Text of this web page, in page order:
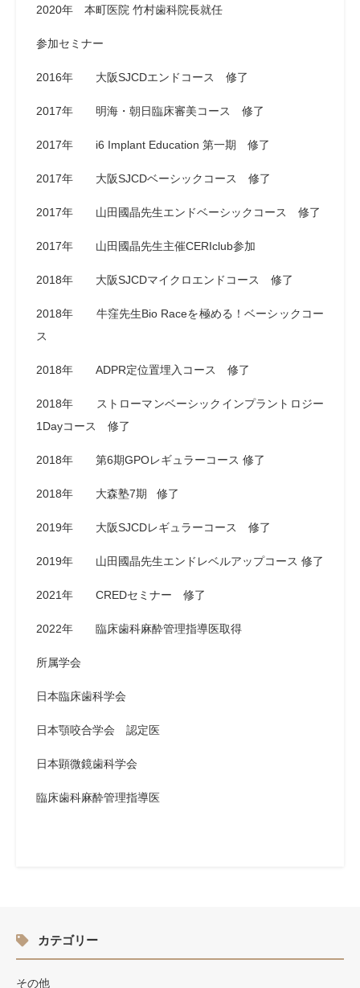
2020年 本町医院 竹村歯科院長就任
参加セミナー
2016年 大阪SJCDエンドコース 修了
2017年 明海・朝日臨床審美コース 修了
2017年 i6 Implant Education 第一期 修了
2017年 大阪SJCDベーシックコース 修了
2017年 山田國晶先生エンドベーシックコース 修了
2017年 山田國晶先生主催CERIclub参加
2018年 大阪SJCDマイクロエンドコース 修了
2018年 牛窪先生Bio Raceを極める！ベーシックコー
ス
2018年 ADPR定位置埋入コース 修了
2018年 ストローマンベーシックインプラントロジー
1Dayコース 修了
2018年 第6期GPOレギュラーコース 修了
2018年 大森塾7期 修了
2019年 大阪SJCDレギュラーコース 修了
2019年 山田國晶先生エンドレベルアップコース 修了
2021年 CREDセミナー 修了
2022年 臨床歯科麻酔管理指導医取得
所属学会
日本臨床歯科学会
日本顎咬合学会 認定医
日本顕微鏡歯科学会
臨床歯科麻酔管理指導医
カテゴリー
その他